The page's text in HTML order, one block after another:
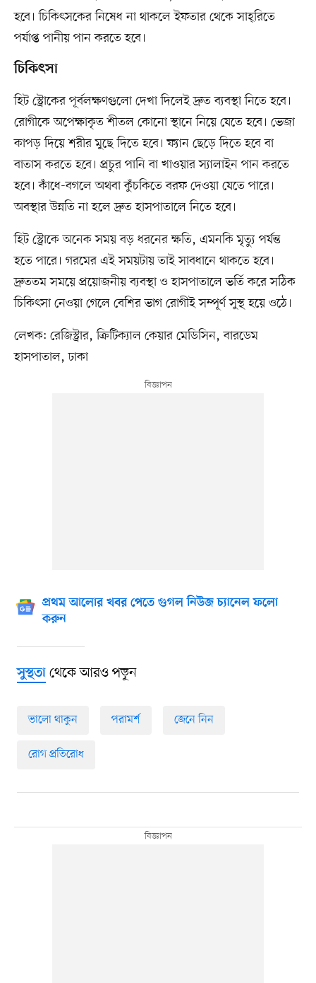
হবে। চিকিৎসকের নিষেধ না থাকলে ইফতার থেকে সাহ্‌রিতে
পর্যাপ্ত পানীয় পান করতে হবে।
চিকিৎসা
হিট স্ট্রোকের পূর্বলক্ষণগুলো দেখা দিলেই দ্রুত ব্যবস্থা নিতে হবে।
রোগীকে অপেক্ষাকৃত শীতল কোনো স্থানে নিয়ে যেতে হবে। ভেজা
কাপড় দিয়ে শরীর মুছে দিতে হবে। ফ্যান ছেড়ে দিতে হবে বা
বাতাস করতে হবে। প্রচুর পানি বা খাওয়ার স্যালাইন পান করতে
হবে। কাঁধে-বগলে অথবা কুঁচকিতে বরফ দেওয়া যেতে পারে।
অবস্থার উন্নতি না হলে দ্রুত হাসপাতালে নিতে হবে।
হিট স্ট্রোকে অনেক সময় বড় ধরনের ক্ষতি, এমনকি মৃত্যু পর্যন্ত
হতে পারে। গরমের এই সময়টায় তাই সাবধানে থাকতে হবে।
দ্রুততম সময়ে প্রয়োজনীয় ব্যবস্থা ও হাসপাতালে ভর্তি করে সঠিক
চিকিৎসা নেওয়া গেলে বেশির ভাগ রোগীই সম্পূর্ণ সুস্থ হয়ে ওঠে।
লেখক: রেজিস্ট্রার, ক্রিটিক্যাল কেয়ার মেডিসিন, বারডেম
হাসপাতাল, ঢাকা
প্রথম আলোর খবর পেতে গুগল নিউজ চ্যানেল ফলো
করুন
সুস্থতাথেকে আরও পড়ুন
ভালো থাকুন পরামর্শ জেনে নিন
রোগ প্রতিরোধ